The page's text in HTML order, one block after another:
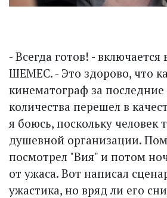
- Всегда готов! -
ШЕМЕС. - Это здорово, что
кинематограф за последние
количества перешел в
я боюсь, поскольку человек
душевной организации.
посмотрел "Вия" и потом
от ужаса. Вот написал
ужастика, но вряд ли его